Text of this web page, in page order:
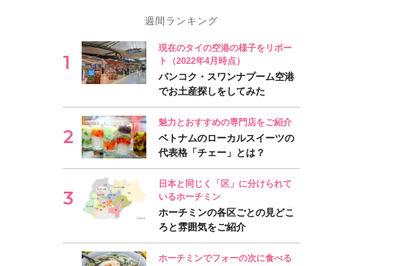
週間ランキング
現在のタイの空港の様子をリポー
ト（2022年4月時点）
バンコク・スワンナプーム空港
でお土産探しをしてみた
魅力とおすすめの専門店をご紹介
ベトナムのローカルスイーツの
代表格「チェー」とは？
日本と同じく「区」に分けられて
いるホーチミン
ホーチミンの各区ごとの見どこ
ろと雰囲気をご紹介
ホーチミンでフォーの次に食べる